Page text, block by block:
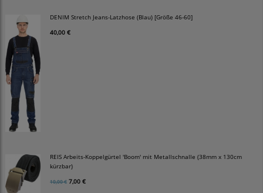
DENIM Stretch Jeans-Latzhose (Blau) [Größe 46-60]
40,00 €
REIS Arbeits-Koppelgürtel 'Boom' mit Metallschnalle (38mm x 130cm
kürzbar)
10,00 € 7,00 €